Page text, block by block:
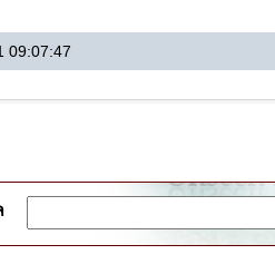
09:07:47